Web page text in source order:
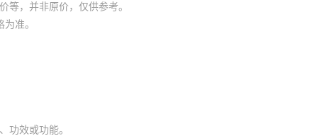
，并非原价，仅供参考。
准。
功效或功能。